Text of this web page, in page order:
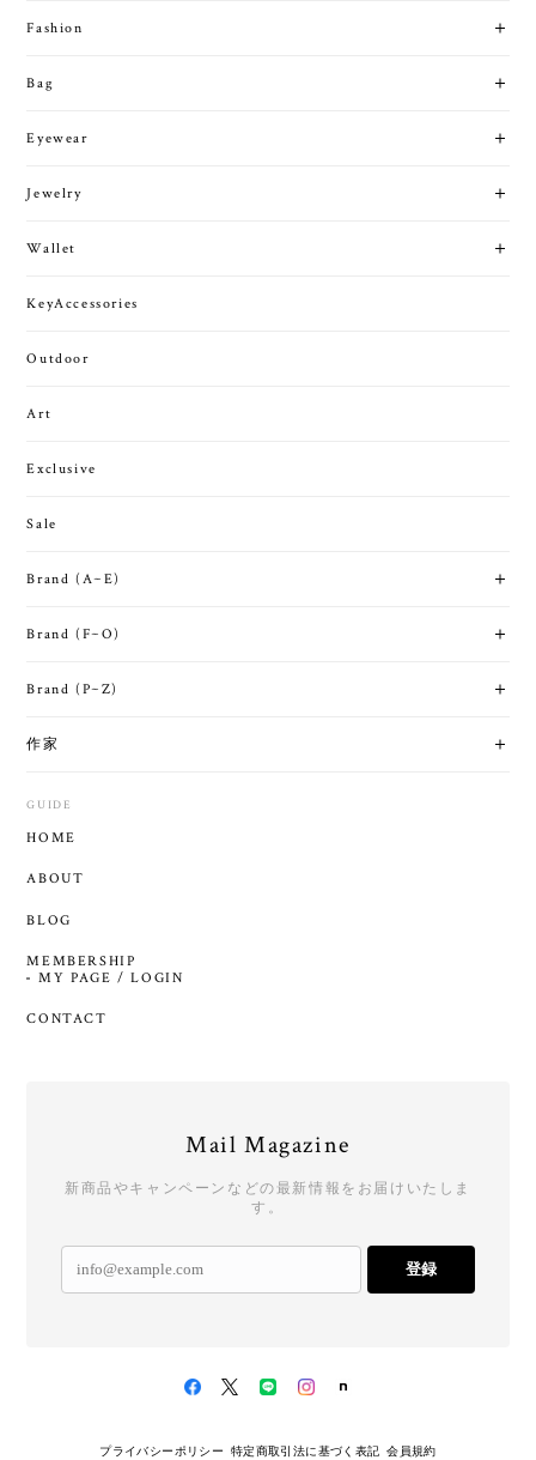
Fashion
Bag
Eyewear
Jewelry
Wallet
KeyAccessories
Outdoor
Art
Exclusive
Sale
Brand (A~E)
Brand (F~O)
Brand (P~Z)
作家
GUIDE
HOME
ABOUT
BLOG
MEMBERSHIP
MY PAGE / LOGIN
CONTACT
Mail Magazine
新商品やキャンペーンなどの最新情報をお届けいたしま
す。
登録
プライバシーポリシー 特定商取引法に基づく表記 会員規約